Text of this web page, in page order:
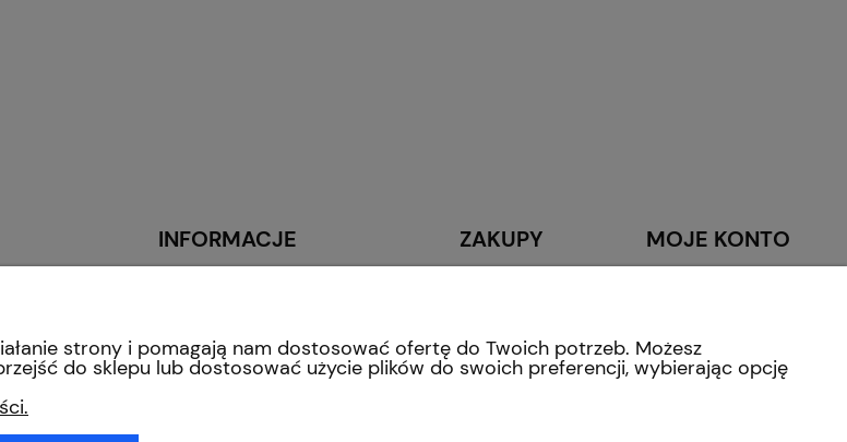
INFORMACJE
Polityka prywatności
Polityka cookies
ZAKUPY
Zwroty
MOJE KONTO
strony i pomagają nam dostosować ofertę do Twoich potrzeb. Możesz
do sklepu lub dostosować użycie plików do swoich preferencji, wybierając opcję